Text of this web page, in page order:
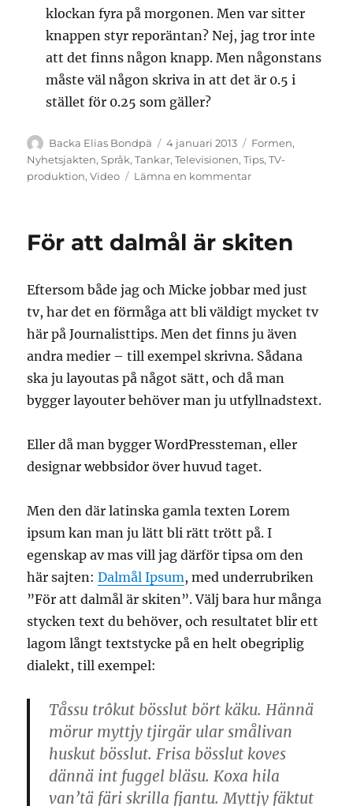
klockan fyra på morgonen. Men var sitter
knappen styr reporäntan? Nej, jag tror inte
att det finns någon knapp. Men någonstans
måste väl någon skriva in att det är 0.5 i
stället för 0.25 som gäller?
Författare
Backa Elias Bondpä
Publicerat
den
4 januari 2013 Kategorier
Formen,
Nyhetsjakten,Språk,Tankar,Televisionen,Tips,TV-
produktion,Video Lämna en kommentartill
folkets
För att dalmål är skiten
Eftersom både jag och Micke jobbar med just
tv, har det en förmåga att bli väldigt mycket tv
här på Journalisttips. Men det finns ju även
andra medier – till exempel skrivna. Sådana
ska ju layoutas på något sätt, och då man
bygger layouter behöver man ju utfyllnadstext.
Eller då man bygger WordPressteman, eller
designar webbsidor över huvud taget.
Men den där latinska gamla texten Lorem
ipsum kan man ju lätt bli rätt trött på. I
egenskap av mas vill jag därför tipsa om den
här sajten:Dalmål Ipsum, med underrubriken
”För att dalmål är skiten”. Välj bara hur många
stycken text du behöver, och resultatet blir ett
lagom långt textstycke på en helt obegriplig
dialekt, till exempel:
Tåssu trôkut bösslut bört käku. Hännä
mörur myttjy tjirgär ular smålivan
huskut bösslut. Frisa bösslut koves
dännä int fuggel bläsu. Koxa hila
van’tä färi skrilla fjantu. Myttjy fäktut